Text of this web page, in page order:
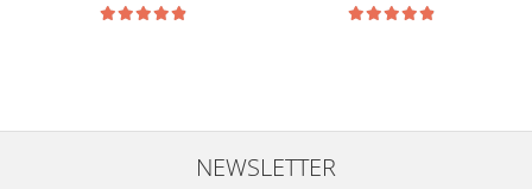
NEWSLETTER